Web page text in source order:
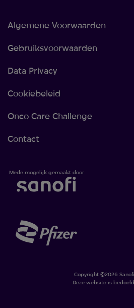
Algemene Voorwaarden
Gebruiksvoorwaarden
Data Privacy
Cookiebeleid
Onco Care Challenge
Contact
Mede mogelijk gemaakt door
Copyright ©2026
Deze website is